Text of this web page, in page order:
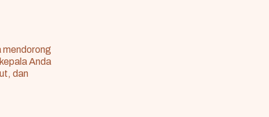
mendorong
Anda
dan